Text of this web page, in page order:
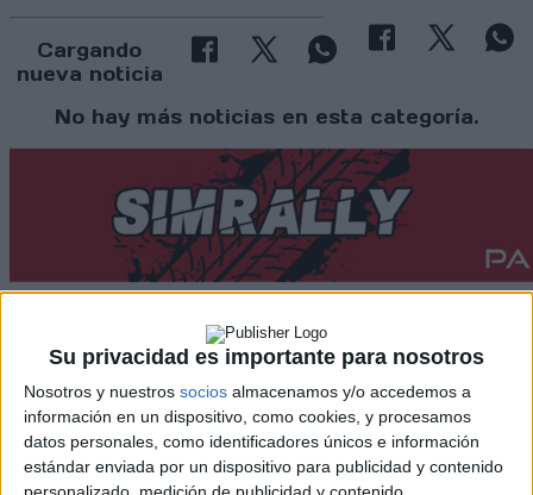
Su privacidad es importante para nosotros
Nosotros y nuestros socios almacenamos y/o accedemos a
información en un dispositivo, como cookies, y procesamos
datos personales, como identificadores únicos e información
estándar enviada por un dispositivo para publicidad y contenido
Cargando
nueva noticia
No hay más noticias en esta categoría.
Rallyes
WRC
S-CER
ERC
CERA